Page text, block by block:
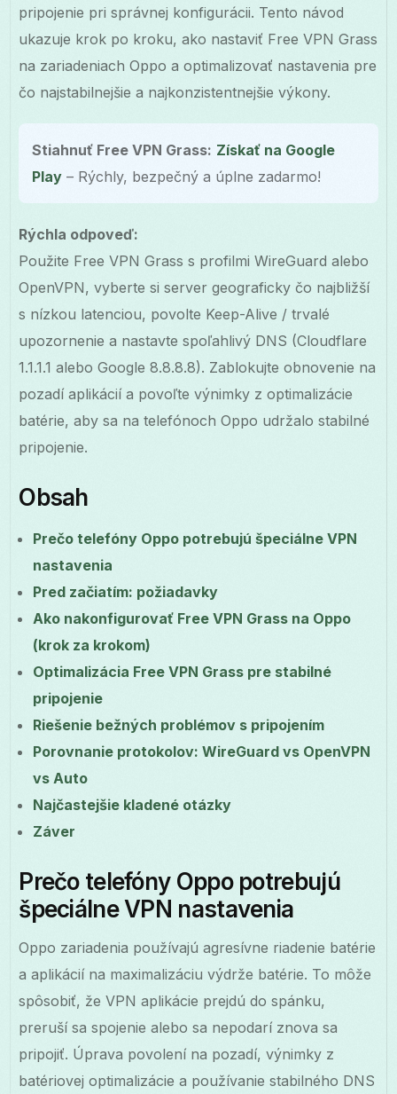
pripojenie pri správnej konfigurácii. Tento návod
ukazuje krok po kroku, ako nastaviť Free VPN Grass
na zariadeniach Oppo a optimalizovať nastavenia pre
čo najstabilnejšie a najkonzistentnejšie výkony.
Stiahnuť Free VPN Grass: Získať na Google
Play – Rýchly, bezpečný a úplne zadarmo!
Rýchla odpoveď:
Použite Free VPN Grass s profilmi WireGuard alebo
OpenVPN, vyberte si server geograficky čo najbližší
s nízkou latenciou, povolte Keep-Alive / trvalé
upozornenie a nastavte spoľahlivý DNS (Cloudflare
1.1.1.1 alebo Google 8.8.8.8). Zablokujte obnovenie na
pozadí aplikácií a povoľte výnimky z optimalizácie
batérie, aby sa na telefónoch Oppo udržalo stabilné
pripojenie.
Obsah
Prečo telefóny Oppo potrebujú špeciálne VPN
nastavenia
Pred začiatím: požiadavky
Ako nakonfigurovať Free VPN Grass na Oppo
(krok za krokom)
Optimalizácia Free VPN Grass pre stabilné
pripojenie
Riešenie bežných problémov s pripojením
Porovnanie protokolov: WireGuard vs OpenVPN
vs Auto
Najčastejšie kladené otázky
Záver
Prečo telefóny Oppo potrebujú
špeciálne VPN nastavenia
Oppo zariadenia používajú agresívne riadenie batérie
a aplikácií na maximalizáciu výdrže batérie. To môže
spôsobiť, že VPN aplikácie prejdú do spánku,
preruší sa spojenie alebo sa nepodarí znova sa
pripojiť. Úprava povolení na pozadí, výnimky z
batériovej optimalizácie a používanie stabilného DNS